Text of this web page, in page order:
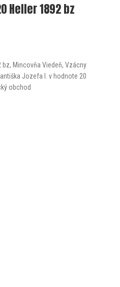
Heller 1892 bz
bz, Mincovňa Viedeň, Vzácny
Jozefa I. v hodnote 20
obchod